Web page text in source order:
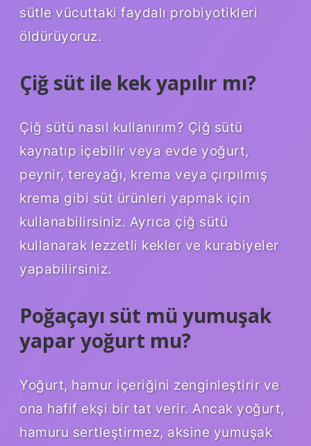
sütle vücuttaki faydalı probiyotikleri
öldürüyoruz.
Çiğ süt ile kek yapılır mı?
Çiğ sütü nasıl kullanırım? Çiğ sütü
kaynatıp içebilir veya evde yoğurt,
peynir, tereyağı, krema veya çırpılmış
krema gibi süt ürünleri yapmak için
kullanabilirsiniz. Ayrıca çiğ sütü
kullanarak lezzetli kekler ve kurabiyeler
yapabilirsiniz.
Poğaçayı süt mü yumuşak
yapar yoğurt mu?
Yoğurt, hamur içeriğini zenginleştirir ve
ona hafif ekşi bir tat verir. Ancak yoğurt,
hamuru sertleştirmez, aksine yumuşak